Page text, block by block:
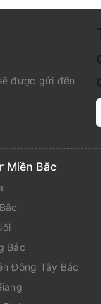
được gửi đến
Miền Bắc
Bắc
Đông Tây Bắc